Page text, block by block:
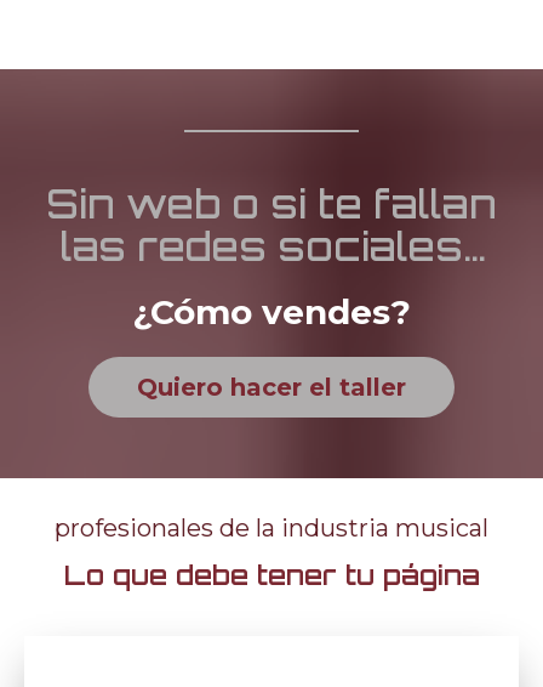
Sin web o si te fallan
las redes sociales…
¿Cómo vendes?
Quiero hacer el taller
profesionales de la industria musical
Lo que debe tener tu página